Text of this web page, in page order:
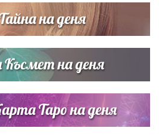
на деня
на деня
Таро на деня